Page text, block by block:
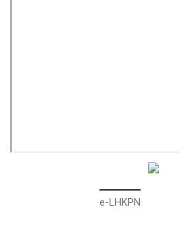
e-LHKPN